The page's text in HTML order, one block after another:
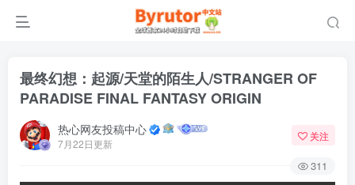
最终幻想：起源/天堂的陌生人/STRANGER OF
PARADISE FINAL FANTASY ORIGIN
热心网友投稿中心
7月22日更新
关注
311